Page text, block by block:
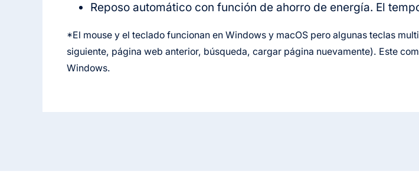
Reposo automático con función de ahorro de energía. El
*El mouse y el teclado funcionan en Windows y macOS pero algunas teclas
siguiente, página web anterior, búsqueda, cargar página nuevamente). Este
Windows.